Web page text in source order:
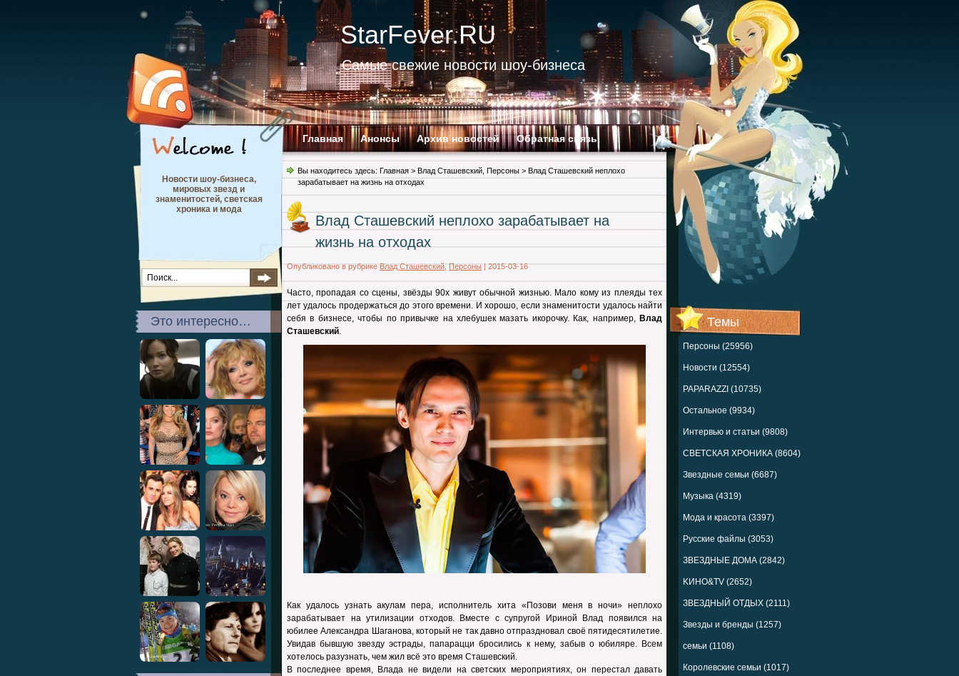
StarFever.RU
Самые свежие новости шоу-бизнеса
Главная Анонсы Архив новостей Обратная связь
Темы
Персоны (25956)
Новости (12554)
PAPARAZZI (10735)
Остальное (9934)
Интервью и статьи (9808)
СВЕТСКАЯ ХРОНИКА (8604)
Звездные семьи (6687)
Музыка (4319)
Мода и красота (3397)
Русские файлы (3053)
ЗВЕЗДНЫЕ ДОМА (2842)
KИНО&TV (2652)
ЗВЕЗДНЫЙ ОТДЫХ (2111)
Звезды и бренды (1257)
семьи (1108)
Королевские семьи (1017)
Новости шоу-бизнеса,
мировых звезд и
знаменитостей, светская
хроника и мода
Это интересно…
Вы находитесь здесь: Главная > Влад Сташевский Персоны > Влад Сташевский неплохо
зарабатывает на жизнь на отходах
Влад Сташевский неплохо зарабатывает на
жизнь на отходах
Опубликовано в рубрике Влад Сташевский Персоны | 2015-03-16
Часто, пропадая со сцены, звёзды 90х живут обычной жизнью. Мало кому из плеяды тех
лет удалось продержаться до этого времени. И хорошо, если знаменитости удалось найти
себя в бизнесе, чтобы по привычке на хлебушек мазать икорочку. Как, например, Влад
Сташевский.
Как удалось узнать акулам пера, исполнитель хита «Позови меня в ночи» неплохо
зарабатывает на утилизации отходов. Вместе с супругой Ириной Влад появился на
юбилее Александра Шаганова, который не так давно отпраздновал своё пятидесятилетие.
Увидав бывшую звезду эстрады, папарацци бросились к нему, забыв о юбиляре. Всем
хотелось разузнать, чем жил всё это время Сташевский.
В последнее время, Влада не видели на светских мероприятиях, он перестал давать